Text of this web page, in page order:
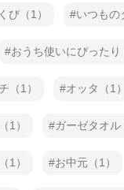
び（1） いつもの
おうち使いにぴったり
（1） オッタ（1）
1） ガーゼタオル
1） お中元（1）